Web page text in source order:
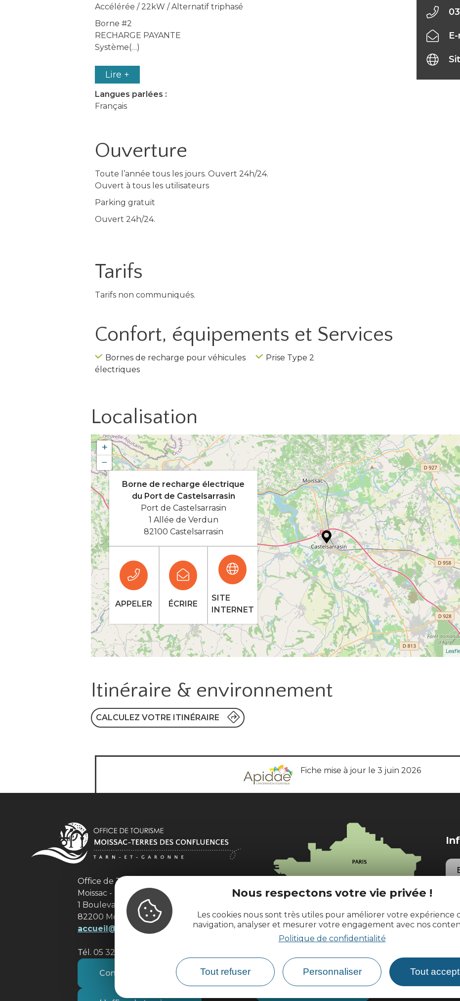
Nous respectons votre vie privée !
Les cookies nous sont très utiles pour améliorer votre expérience
navigation, analyser et mesurer votre engagement avec nos
Politique de confidentialité
Tout refuser Personnaliser Tout
Accélérée / 22kW / Alternatif triphasé
Borne #2
RECHARGE PAYANTE
Système(…)
Lire +
Langues parlées :
Français
Ouverture
Toute l’année tous les jours. Ouvert 24h/24.
Ouvert à tous les utilisateurs
Parking gratuit
Ouvert 24h/24.
Tarifs
Tarifs non communiqués.
Confort, équipements et Services
Bornes de recharge pour véhicules
électriques
Prise Type 2
Localisation
+
−
Borne de recharge électrique
du Port de Castelsarrasin
Port de Castelsarrasin
1 Allée de Verdun
82100 Castelsarrasin
APPELER ÉCRIRE
SITE
INTERNET
Itinéraire & environnement
CALCULEZ VOTRE ITINÉRAIRE
Fiche mise à jour le 3 juin 2026
Office de Tourisme Intercommunal
Moissac - Terres des Confluences
1 Boulevard de Brienne
82200 Moissac
accueil@tourisme-moissacconfluences.fr
Tél. 05 32 09 69 36
Contactez-nous
Comment venir ?